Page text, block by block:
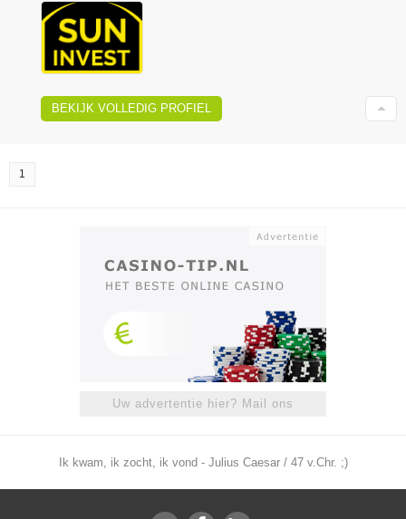
BEKIJK VOLLEDIG PROFIEL
1
Uw advertentie hier? Mail ons
Ik kwam, ik zocht, ik vond - Julius Caesar / 47 v.Chr. ;)